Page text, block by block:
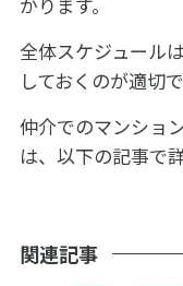
全体スケジュール
しておくのが適切で
仲介でのマンショ
は、以下の記事で
関連記事